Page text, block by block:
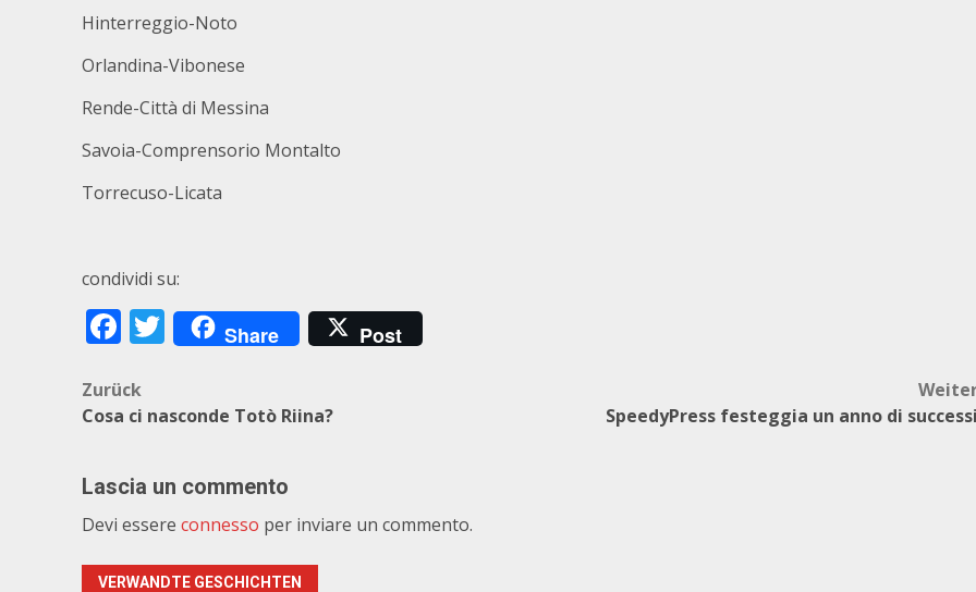
Hinterreggio-Noto
Orlandina-Vibonese
Rende-Città di Messina
Savoia-Comprensorio Montalto
Torrecuso-Licata
condividi su:
Facebook
Twitter
Share Post
Beitragsnavigation
Zurück
Cosa ci nasconde Totò Riina?
SpeedyPress festeggia un anno di
Lascia un commento
Devi essere connesso per inviare un commento.
VERWANDTE GESCHICHTEN